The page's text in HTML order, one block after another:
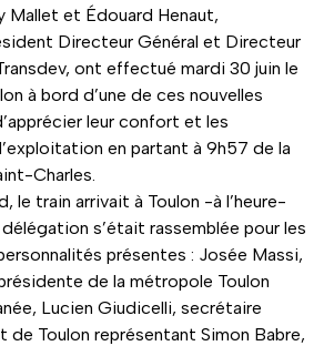
Mallet et Édouard Henaut,
Directeur Général et Directeur
ont effectué mardi 30 juin le
à bord d’une de ces nouvelles
leur confort et les
en partant à 9h57 de la
Charles.
le train arrivait à Toulon -à l’heure-
s’était rassemblée pour les
présentes : Josée Massi,
de la métropole Toulon
Lucien Giudicelli, secrétaire
de Toulon représentant Simon Babre,